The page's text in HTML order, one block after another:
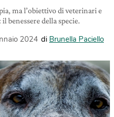
ma l’obiettivo di veterinari e
benessere della specie.
2024 di Brunella Paciello